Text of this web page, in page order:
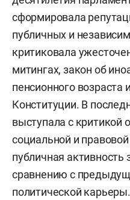
сформировала
публичных и
критиковала
митингах, закон об
пенсионного возраста
Конституции. В
выступала с критикой
социальной и
публичная активность
сравнению с
политической карьеры.